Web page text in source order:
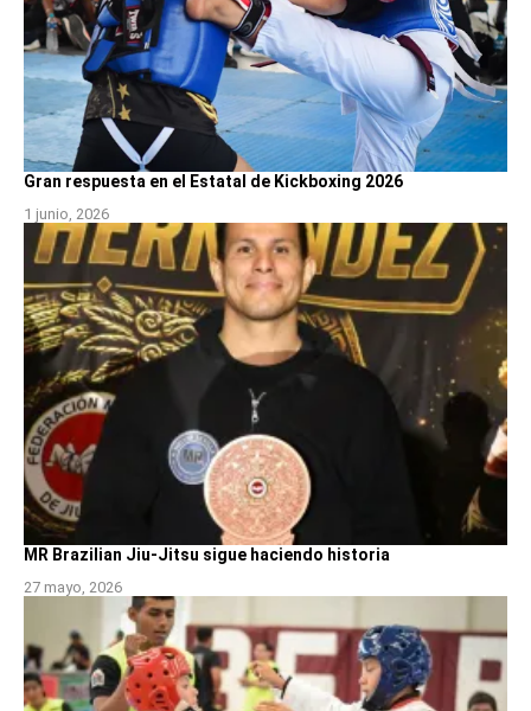
Gran respuesta en el Estatal de Kickboxing 2026
1 junio, 2026
MR Brazilian Jiu-Jitsu sigue haciendo historia
27 mayo, 2026